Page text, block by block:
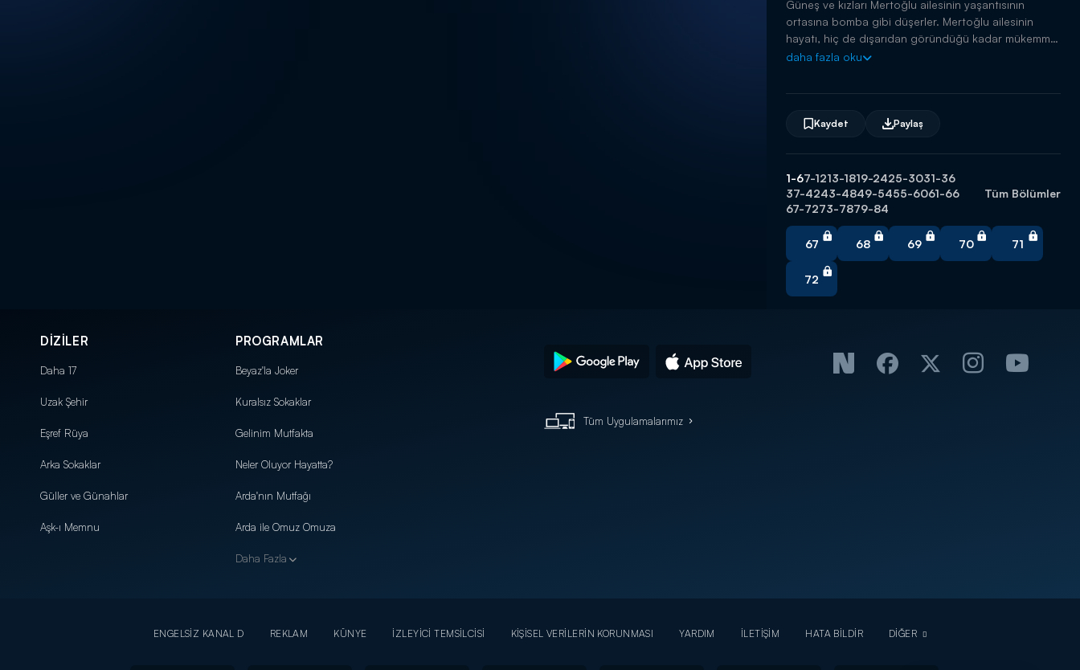
Güneş ve kızları Mertoğlu ailesinin yaşantısının
ortasına bomba gibi düşerler. Mertoğlu ailesinin
hayatı, hiç de dışarıdan göründüğü kadar mükemmel
değildir. Güneş'in kızlarının gelişiyle, tüm dengeler
daha fazla oku
Kaydet Paylaş
1-67-1213-1819-2425-3031-36
37-4243-4849-5455-6061-66
67-7273-7879-84
Tüm Bölümler
67 68 69 70 71
72
DİZİLER
Daha 17
Uzak Şehir
Eşref Rüya
Arka Sokaklar
Güller ve Günahlar
Aşk-ı Memnu
PROGRAMLAR
Beyaz'la Joker
Kuralsız Sokaklar
Gelinim Mutfakta
Neler Oluyor Hayatta?
Arda'nın Mutfağı
Arda ile Omuz Omuza
Daha Fazla
Tüm Uygulamalarımız
ENGELSİZ KANAL D REKLAM KÜNYE İZLEYİCİ TEMSİLCİSİ KİŞİSEL VERİLERİN KORUNMASI YARDIM İLETİŞİM HATA BİLDİR DİĞER